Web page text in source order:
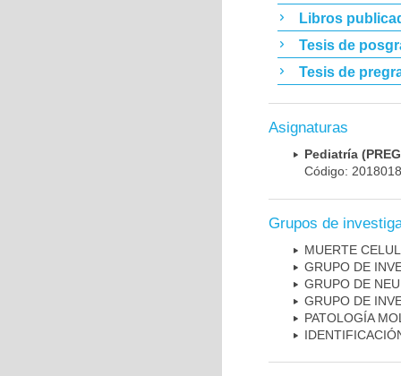
Libros
Tesis de
Tesis de
Asignaturas
Pediatría
Código:
Grupos de
MUERTE
GRUPO DE
GRUPO DE
GRUPO DE
PATOLOGÍA